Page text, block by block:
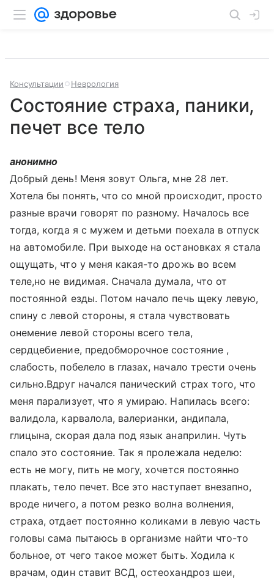
Консультации Неврология
Состояние страха, паники,
печет все тело
анонимно
Добрый день! Меня зовут Ольга, мне 28 лет.
Хотела бы понять, что со мной происходит, просто
разные врачи говорят по разному. Началось все
тогда, когда я с мужем и детьми поехала в отпуск
на автомобиле. При выходе на остановках я стала
ощущать, что у меня какая-то дрожь во всем
теле,но не видимая. Сначала думала, что от
постоянной езды. Потом начало печь щеку левую,
спину с левой стороны, я стала чувствовать
онемение левой стороны всего тела,
сердцебиение, предобморочное состояние ,
слабость, побелело в глазах, начало трести очень
сильно.Вдруг начался панический страх того, что
меня парализует, что я умираю. Напилась всего:
валидола, карвалола, валерианки, андипала,
глицына, скорая дала под язык анаприлин. Чуть
спало это состояние. Так я пролежала неделю:
есть не могу, пить не могу, хочется постоянно
плакать, тело печет. Все это наступает внезапно,
вроде ничего, а потом резко волна волнения,
страха, отдает постоянно коликами в левую часть
головы сама пытаюсь в организме найти что-то
больное, от чего такое может быть. Ходила к
врачам, один ставит ВСД, остеохандроз шеи,